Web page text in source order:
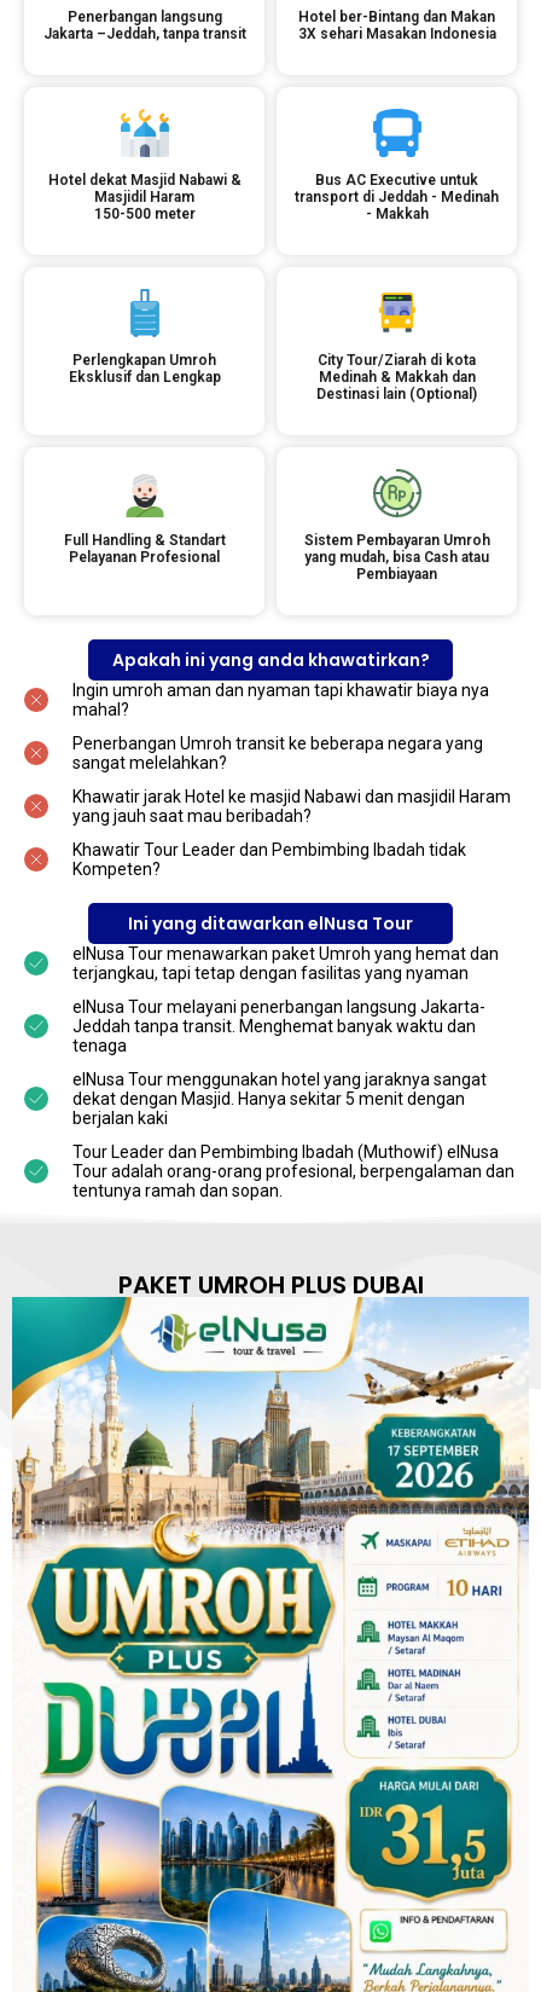
Penerbangan langsung
Jakarta –Jeddah, tanpa transit
Hotel ber-Bintang dan Makan
3X sehari Masakan Indonesia
Hotel dekat Masjid Nabawi &
Masjidil Haram
150-500 meter
Bus AC Executive untuk
transport di Jeddah - Medinah
- Makkah
Perlengkapan Umroh
Eksklusif dan Lengkap
City Tour/Ziarah di kota
Medinah & Makkah dan
Destinasi lain (Optional)
Full Handling & Standart
Pelayanan Profesional
Sistem Pembayaran Umroh
yang mudah, bisa Cash atau
Pembiayaan
Apakah ini yang anda khawatirkan?
Ingin umroh aman dan nyaman tapi khawatir biaya nya
mahal?
Penerbangan Umroh transit ke beberapa negara yang
sangat melelahkan?
Khawatir jarak Hotel ke masjid Nabawi dan masjidil Haram
yang jauh saat mau beribadah?
Khawatir Tour Leader dan Pembimbing Ibadah tidak
Kompeten?
Ini yang ditawarkan elNusa Tour
elNusa Tour menawarkan paket Umroh yang hemat dan
terjangkau, tapi tetap dengan fasilitas yang nyaman
elNusa Tour melayani penerbangan langsung Jakarta-
Jeddah tanpa transit. Menghemat banyak waktu dan
tenaga
elNusa Tour menggunakan hotel yang jaraknya sangat
dekat dengan Masjid. Hanya sekitar 5 menit dengan
berjalan kaki
Tour Leader dan Pembimbing Ibadah (Muthowif) elNusa
Tour adalah orang-orang profesional, berpengalaman dan
tentunya ramah dan sopan.
PAKET UMROH PLUS DUBAI